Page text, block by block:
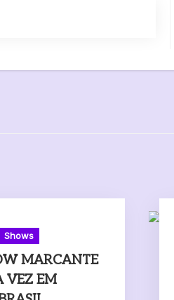
Shows
MARCANTE
VEZ EM